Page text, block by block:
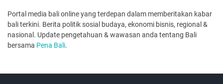
Portal media bali online yang terdepan dalam memberitakan kabar
bali terkini. Berita politik sosial budaya, ekonomi bisnis, regional &
nasional. Update pengetahuan & wawasan anda tentang Bali
bersama Pena Bali.